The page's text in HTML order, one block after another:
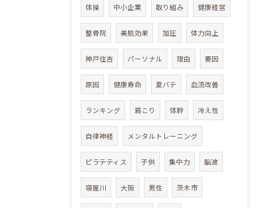
体操 中小企業 取り組み 健康経営
整骨院 美肌効果 加圧 体力向上
神戸住吉 パーソナル 理由 要因
原因 健康寿命 夏バテ 血流改善
ランキング 肩こり 体幹 冷え性
自律神経 メンタルトレーニング
ピラテティス 子供 集中力 脳波
寝屋川 大阪 男性 茨木市